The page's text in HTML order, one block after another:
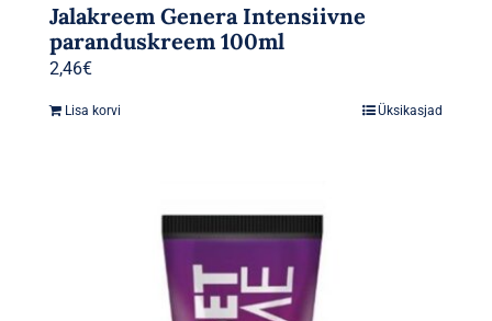
Jalakreem Genera Intensiivne
paranduskreem 100ml
2,46€
Lisa korvi Üksikasjad